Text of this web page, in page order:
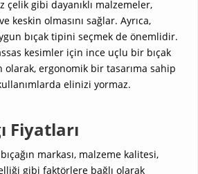
çelik gibi dayanıklı malzemeler,
keskin olmasını sağlar. Ayrıca,
bıçak tipini seçmek de önemlidir.
kesimler için ince uçlu bir bıçak
ergonomik bir tasarıma sahip
elinizi yormaz.
Fiyatları
markası, malzeme kalitesi,
gibi faktörlere bağlı olarak